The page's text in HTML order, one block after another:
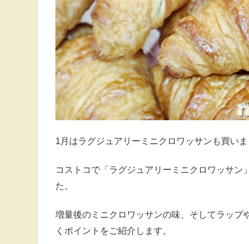
1月はラグジュアリーミニクロワッサンも買いま
コストコで「ラグジュアリーミニクロワッサ
た。
増量後のミニクロワッサンの味、そしてラップ
くポイントをご紹介します。